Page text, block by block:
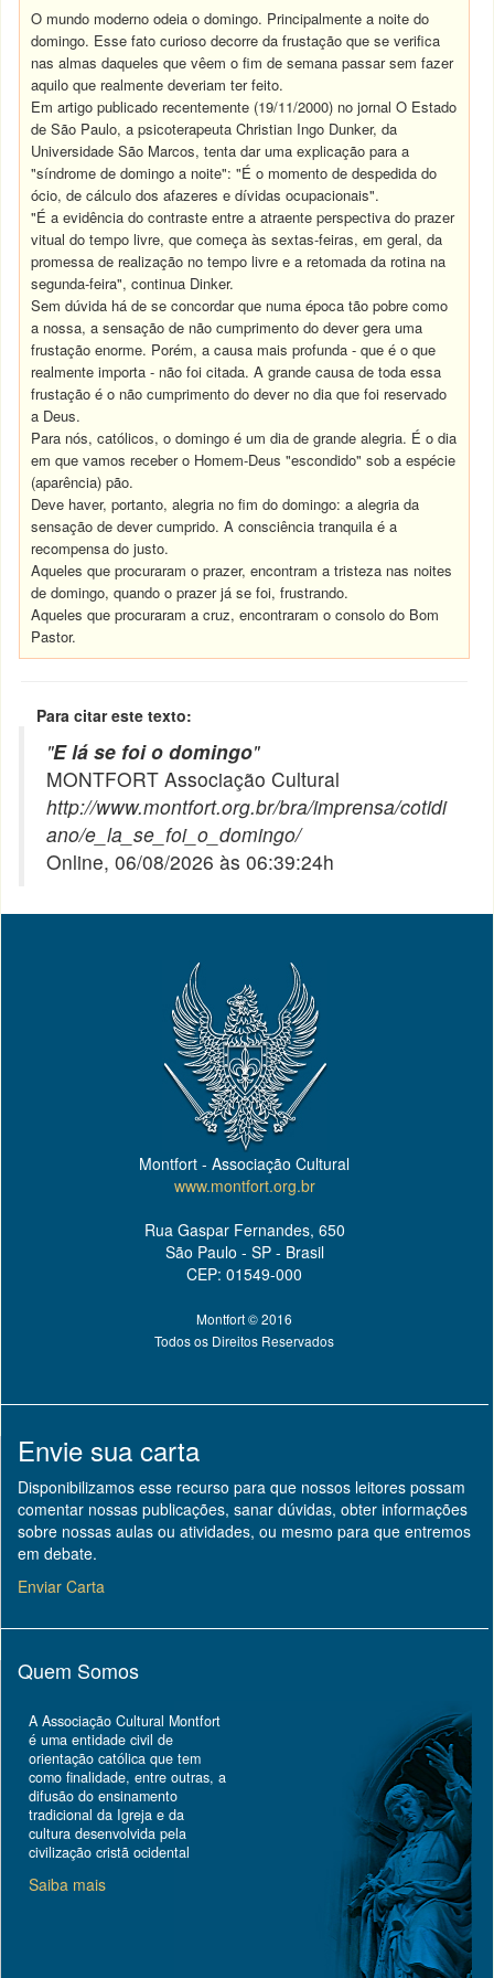
O mundo moderno odeia o domingo. Principalmente a noite do
domingo. Esse fato curioso decorre da frustação que se verifica
nas almas daqueles que vêem o fim de semana passar sem fazer
aquilo que realmente deveriam ter feito.
Em artigo publicado recentemente (19/11/2000) no jornal O Estado
de São Paulo, a psicoterapeuta Christian Ingo Dunker, da
Universidade São Marcos, tenta dar uma explicação para a
"síndrome de domingo a noite": "É o momento de despedida do
ócio, de cálculo dos afazeres e dívidas ocupacionais".
"É a evidência do contraste entre a atraente perspectiva do prazer
vitual do tempo livre, que começa às sextas-feiras, em geral, da
promessa de realização no tempo livre e a retomada da rotina na
segunda-feira", continua Dinker.
Sem dúvida há de se concordar que numa época tão pobre como
a nossa, a sensação de não cumprimento do dever gera uma
frustação enorme. Porém, a causa mais profunda - que é o que
realmente importa - não foi citada. A grande causa de toda essa
frustação é o não cumprimento do dever no dia que foi reservado
a Deus.
Para nós, católicos, o domingo é um dia de grande alegria. É o dia
em que vamos receber o Homem-Deus "escondido" sob a espécie
(aparência) pão.
Deve haver, portanto, alegria no fim do domingo: a alegria da
sensação de dever cumprido. A consciência tranquila é a
recompensa do justo.
Aqueles que procuraram o prazer, encontram a tristeza nas noites
de domingo, quando o prazer já se foi, frustrando.
Aqueles que procuraram a cruz, encontraram o consolo do Bom
Pastor.
Para citar este texto:
"E lá se foi o domingo"
MONTFORT Associação Cultural
http://www.montfort.org.br/bra/imprensa/cotidi
ano/e_la_se_foi_o_domingo/
Online, 06/08/2026 às 06:39:24h
Montfort - Associação Cultural
www.montfort.org.br
Rua Gaspar Fernandes, 650
São Paulo - SP - Brasil
CEP: 01549-000
Montfort © 2016
Todos os Direitos Reservados
Envie sua carta
Disponibilizamos esse recurso para que nossos leitores possam
comentar nossas publicações, sanar dúvidas, obter informações
sobre nossas aulas ou atividades, ou mesmo para que entremos
em debate.
Enviar Carta
Quem Somos
A Associação Cultural Montfort
é uma entidade civil de
orientação católica que tem
como finalidade, entre outras, a
difusão do ensinamento
tradicional da Igreja e da
cultura desenvolvida pela
civilização cristã ocidental
Saiba mais